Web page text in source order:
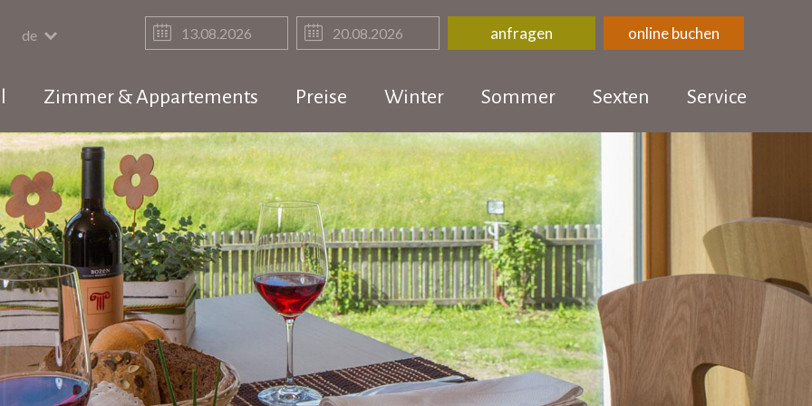
de anfragen online buchen
Zimmer & Appartements Preise Winter Sommer Sexten Service